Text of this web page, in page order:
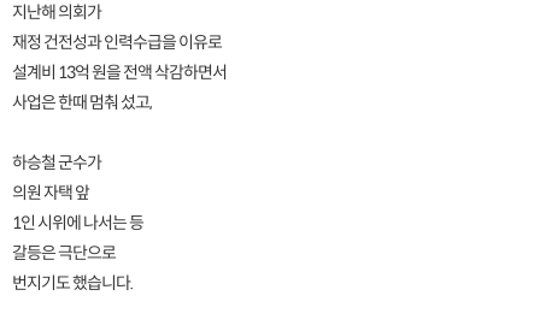
지난해 의회가
재정 건전성과 인력수급을 이유로
설계비 13억 원을 전액 삭감하면서
사업은 한때 멈춰 섰고,
하승철 군수가
의원 자택 앞
1인 시위에 나서는 등
갈등은 극단으로
번지기도 했습니다.